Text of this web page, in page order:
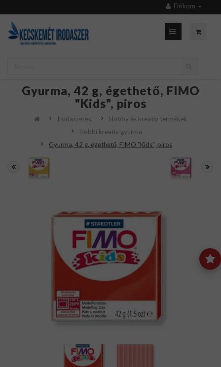
Fiókom
Gyurma, 42 g, égethető, FIMO
"Kids", piros
Irodaszerek
Hobby és kreatív termékek
Hobbi kreatív gyurma
Gyurma, 42 g, égethető, FIMO "Kids", piros